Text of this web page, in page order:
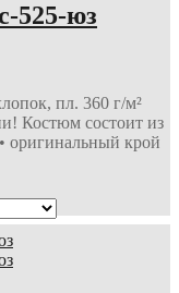
525-юз
пл. 360 г/м²
Костюм состоит из
оригинальный крой